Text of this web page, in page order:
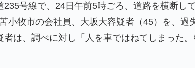
号線で、24日午前5時ごろ、道路を横断し
小牧市の会社員、大坂大容疑者（45）を、
は、調べに対し「人を車ではねてしまった